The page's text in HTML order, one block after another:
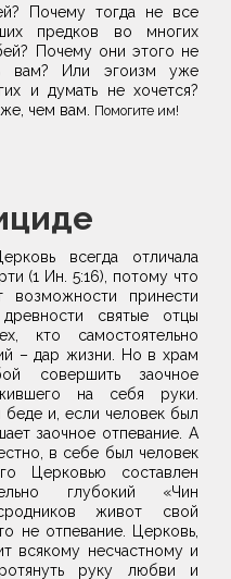
Почему тогда не все
предков во многих
Почему они этого не
вам? Или эгоизм уже
и думать не хочется?
чем вам.
Помогите им!
всегда отличала
(1 Ин. 5:16), потому что
принести
святые отцы
кто самостоятельно
– дар жизни. Но в храм
совершить заочное
на себя руки.
беде и, если человек был
заочное отпевание. А
в себе был человек
Церковью составлен
глубокий «Чин
живот свой
не отпевание. Церковь,
всякому несчастному и
руку любви и